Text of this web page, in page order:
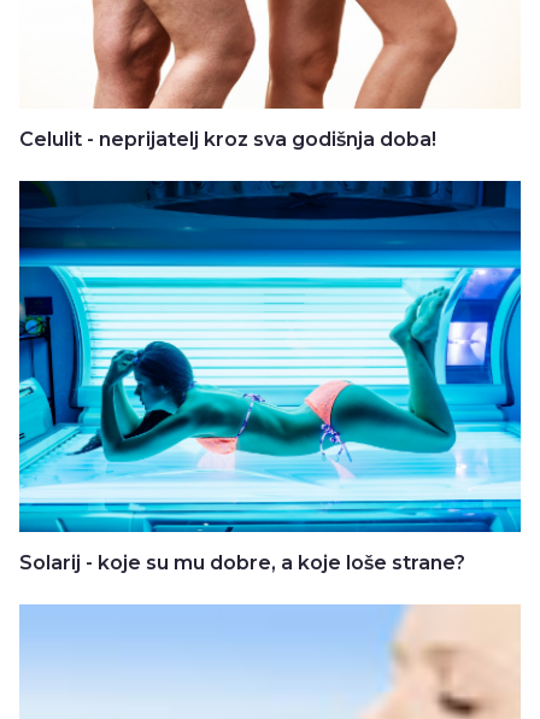
Celulit - neprijatelj kroz sva godišnja doba!
Solarij - koje su mu dobre, a koje loše strane?